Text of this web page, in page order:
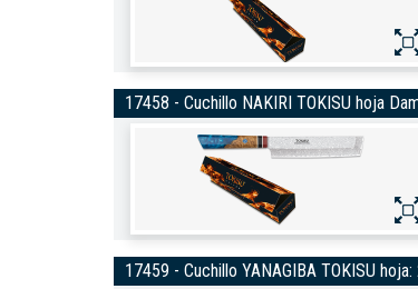
17458 - Cuchillo NAKIRI TOKISU hoja
17459 - Cuchillo YANAGIBA TOKISU